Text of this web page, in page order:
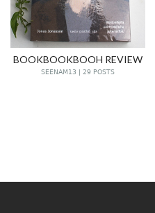
BOOKBOOKBOOH REVIEW
SEENAM13 | 29 POSTS